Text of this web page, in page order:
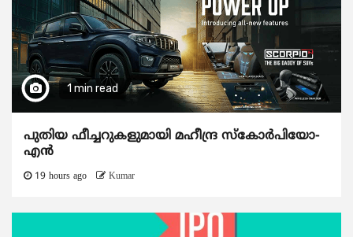
1 min read
പുതിയ ഫീച്ചറുകളുമായി മഹീന്ദ്ര സ്കോർപിയോ-
എൻ
19 hours ago Kumar